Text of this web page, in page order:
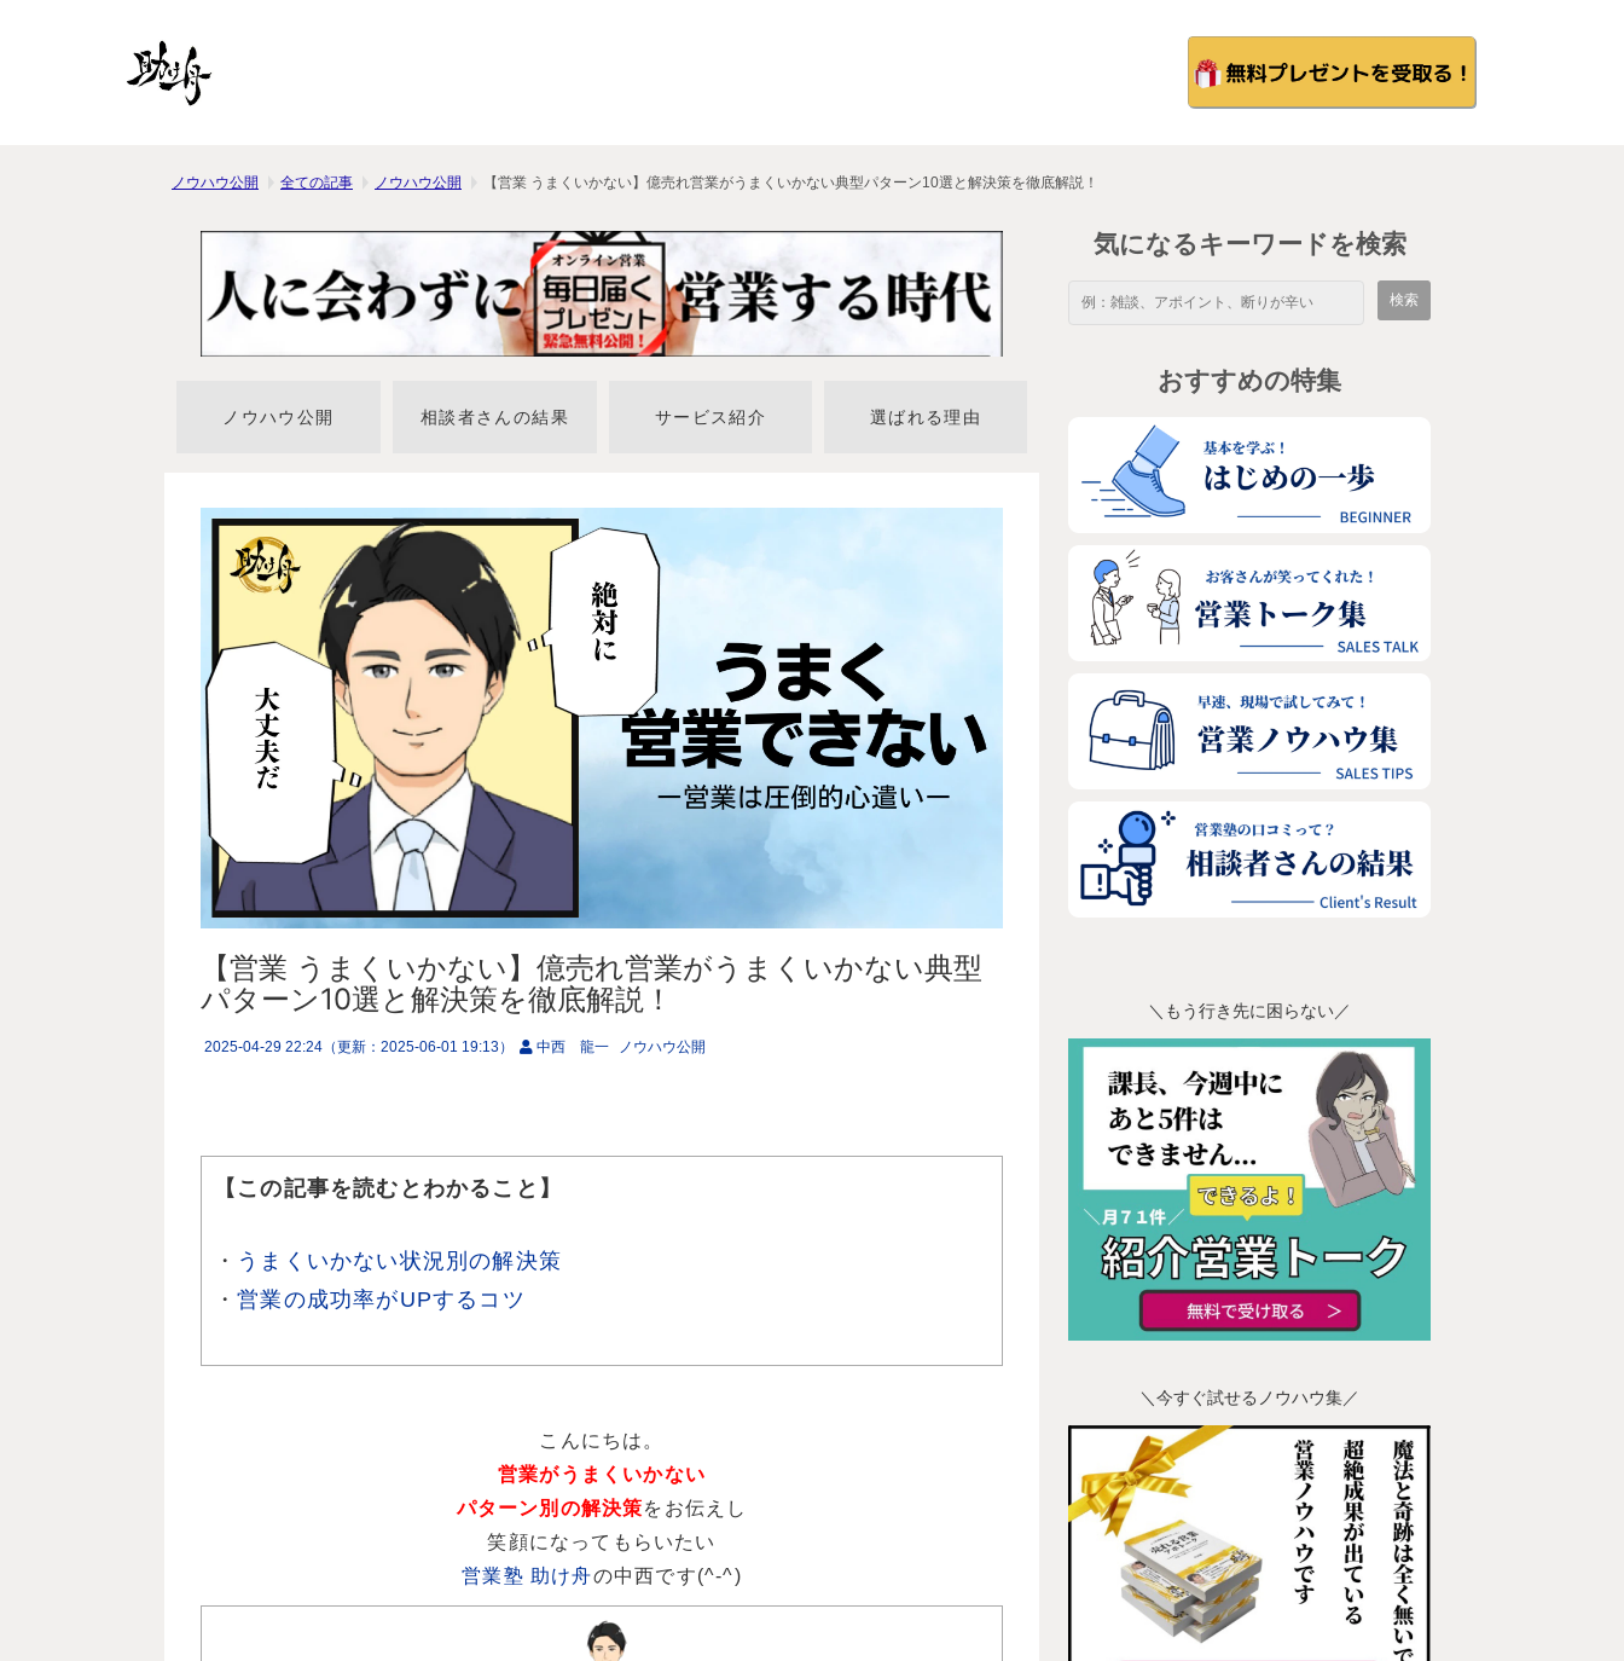
ノウハウ公開 全ての記事 ノウハウ公開 【営業 うまくいかない】億売れ営業がうまくいかない典型パターン10選と解決策を徹底解説！
ノウハウ公開 相談者さんの結果 サービス紹介 選ばれる理由
【営業 うまくいかない】億売れ営業がうまくいかない典型
パターン10選と解決策を徹底解説！
2025-04-29 22:24 （更新： 2025-06-01 19:13） 中西 龍一 ノウハウ公開
【この記事を読むとわかること】
・ うまくいかない状況別の解決策
・営業の成功率がUPするコツ
こんにちは。
営業がうまくいかない
パターン別の解決策をお伝えし
笑顔になってもらいたい
営業塾 助け舟の中西です(^-^)
気になるキーワードを検索
おすすめの特集
＼もう行き先に困らない／
＼今すぐ試せるノウハウ集／